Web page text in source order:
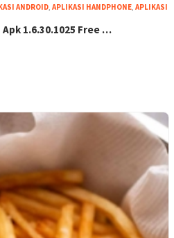
ANDROID, APLIKASI HANDPHONE, APLIKASI
1.6.30.1025 Free …